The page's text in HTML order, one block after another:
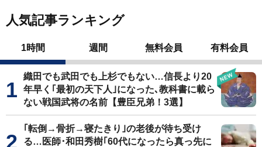
人気記事ランキング
1時間 週間 無料会員 有料会員
織田でも武田でも上杉でもない…信長より20
年早く｢最初の天下人｣になった､教科書に載ら
ない戦国武将の名前【豊臣兄弟！3選】
｢転倒→骨折→寝たきり｣の老後が待ち受け
る…医師･和田秀樹｢60代になったら真っ先に